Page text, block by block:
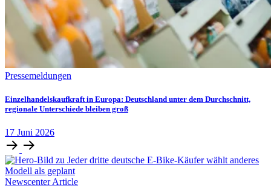
Pressemeldungen
Einzelhandelskaufkraft in Europa: Deutschland unter dem Durchschnitt,
regionale Unterschiede bleiben groß
17 Juni 2026
Newscenter Article